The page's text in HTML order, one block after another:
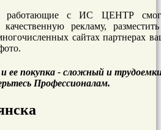
работающие с ИС ЦЕНТР
рекламу,
сайтах партнерах
ее покупка - сложный и
Профессионалам.